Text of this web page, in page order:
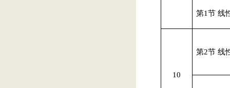
第1节 线
10
第2节 线